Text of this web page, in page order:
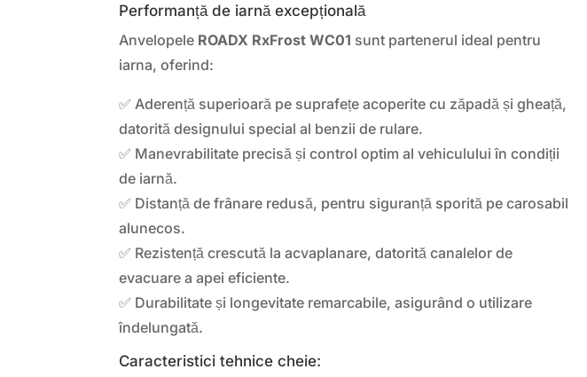
Performanță de iarnă excepțională
Anvelopele ROADX RxFrost WC01 sunt partenerul ideal pentru
iarna, oferind:
✅ Aderență superioară pe suprafețe acoperite cu zăpadă și gheață,
datorită designului special al benzii de rulare.
✅ Manevrabilitate precisă și control optim al vehiculului în condiții
de iarnă.
✅ Distanță de frânare redusă, pentru siguranță sporită pe carosabil
alunecos.
✅ Rezistență crescută la acvaplanare, datorită canalelor de
evacuare a apei eficiente.
✅ Durabilitate și longevitate remarcabile, asigurând o utilizare
îndelungată.
Caracteristici tehnice cheie: